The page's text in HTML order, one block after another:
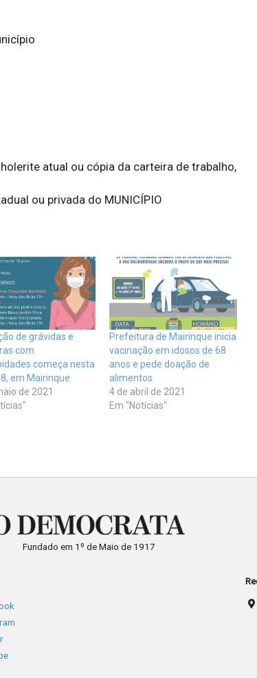
atual ou cópia da carteira de trabalho,
ou privada do MUNICÍPIO
de grávidas e
com
começa nesta
em Mairinque
de 2021
Prefeitura de Mairinque inicia
vacinação em idosos de 68
anos e pede doação de
alimentos
4 de abril de 2021
Em "Notícias"
Fundado em 1º de Maio de 1917